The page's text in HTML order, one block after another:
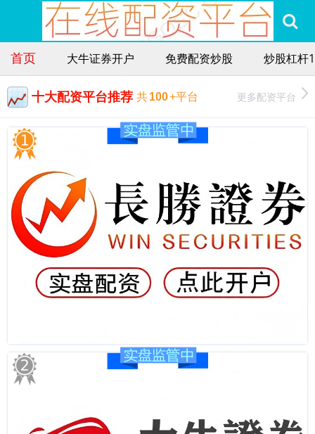
首页 大牛证券开户 免费配资炒股 炒股杠杆
十大配资平台推荐 共100+平台 更多配资平台